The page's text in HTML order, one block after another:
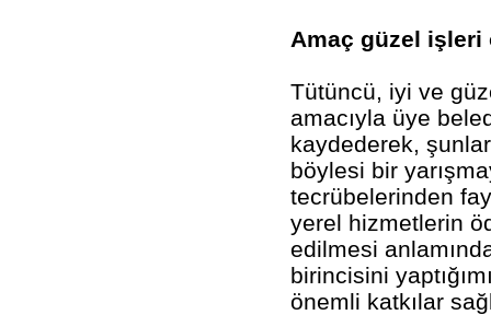
Amaç güzel
Tütüncü, iyi ve
amacıyla üye
kaydederek,
böylesi bir
tecrübelerinden
yerel hizmetlerin
edilmesi
birincisini
önemli katkılar